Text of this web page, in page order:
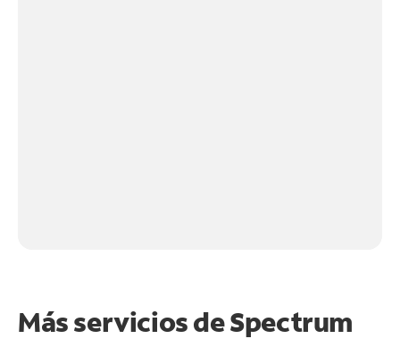
Más servicios de Spectrum